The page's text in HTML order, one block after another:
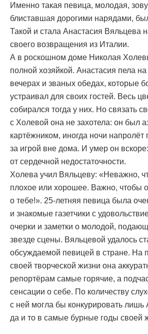
Именно такая певица, молодая,
блиставшая дорогими нарядами,
Такой и стала Анастасия Вяльцева
своего возвращения из Италии.
А в роскошном доме Николая
полной хозяйкой. Анастасия пела
вечерах и званых обедах, которые
устраивал для своих гостей. Весь
собирался тогда у них. Но связать
с Холевой она не захотела: он был
картёжником, иногда ночи напролёт
за игрой вне дома. И умер он
от сердечной недостаточности.
Холева учил Вяльцеву: «Неважно,
плохое или хорошее. Важно, чтобы
о тебе!». 25-летняя певица была
и знакомые газетчики с
очерки и заметки о молодой,
звезде сцены. Вяльцевой удалось
обсуждаемой певицей в стране. На
своей творческой жизни она
репортёрам самые горячие, а
сенсации о себе. По количеству
с ней могла бы конкурировать лишь
да и то в самые бурные годы своей